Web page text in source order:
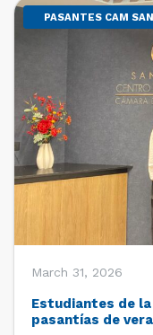
PASANTES CAM
March 31, 2026
Estudiantes de la
pasantías de